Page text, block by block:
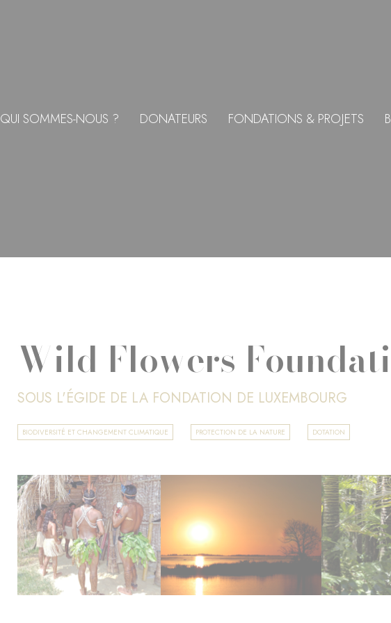
QUI SOMMES-NOUS ? DONATEURS FONDATIONS & PROJETS
Wild Flowers
SOUS L'ÉGIDE DE LA FONDATION DE LUXEMBOURG
BIODIVERSITÉ ET CHANGEMENT CLIMATIQUE PROTECTION DE LA NATURE DOTATION